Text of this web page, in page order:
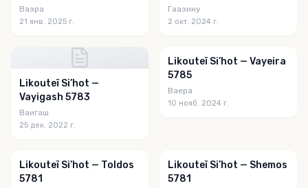
Ваэра
21 янв. 2025 г.
Гаазину
2 окт. 2024 г.
Likouteï Si’hot —
Vayigash 5783
Ваигаш
25 дек. 2022 г.
Likouteï Si’hot — Vayeira
5785
Ваера
10 нояб. 2024 г.
Likouteï Si’hot — Toldos
5781
Likouteï Si’hot — Shemos
5781